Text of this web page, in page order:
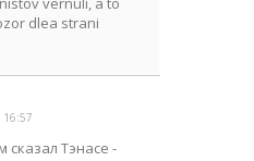
dlea strani
сказал Тэнасе -